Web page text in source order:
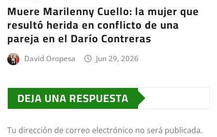
Muere Marilenny Cuello: la mujer que
resultó herida en conflicto de una
pareja en el Darío Contreras
David Oropesa Jun 29, 2026
DEJA UNA RESPUESTA
Tu dirección de correo electrónico no será publicada.